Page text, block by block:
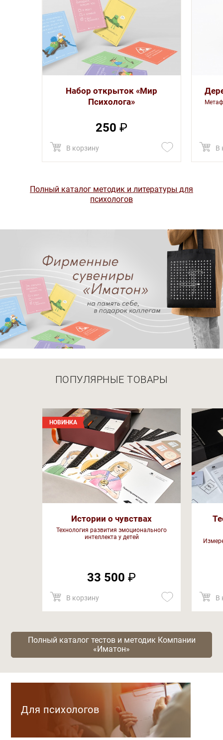
Набор открыток «Мир
Психолога»
250 ₽
В корзину В
Полный каталог методик и литературы для
психологов
ПОПУЛЯРНЫЕ ТОВАРЫ
НОВИНКА
Истории о чувствах
Технология развития эмоционального
интеллекта у детей
33 500 ₽
В корзину В
Полный каталог тестов и методик Компании
«Иматон»
Для психологов